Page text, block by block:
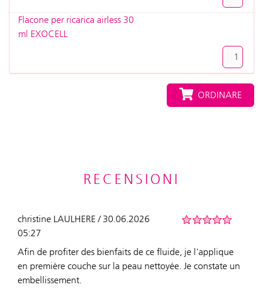
Flacone per ricarica airless 30
ml EXOCELL
ORDINARE
RECENSIONI
christine LAULHERE / 30.06.2026
05:27
Afin de profiter des bienfaits de ce fluide, je l'applique
en première couche sur la peau nettoyée. Je constate un
embellissement.